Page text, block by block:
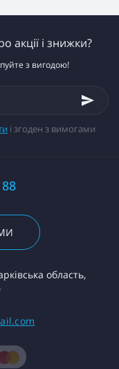
акції і знижки?
з вигодою!
і згоден з вимогами
область,